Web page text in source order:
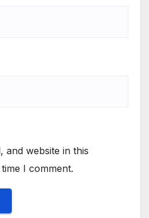
and website in this
I comment.